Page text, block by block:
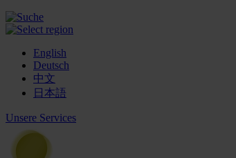
English
Deutsch
中文
日本語
Unsere Services